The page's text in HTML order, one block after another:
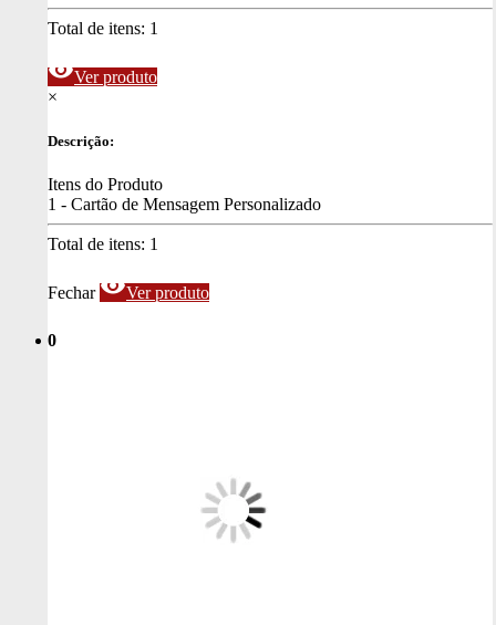
Total de itens: 1
visibilityVer produto
×
Descrição:
Itens do Produto
1 - Cartão de Mensagem Personalizado
Total de itens: 1
Fechar visibilityVer produto
0